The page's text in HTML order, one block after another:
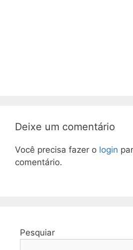
Deixe um comentário
Você precisa fazer o login
comentário.
Pesquiar